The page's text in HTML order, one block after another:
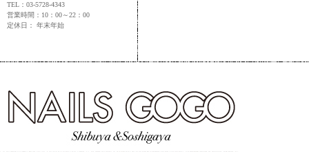
TEL：03-5728-4343
営業時間：10：00～22：00
定休日： 年末年始